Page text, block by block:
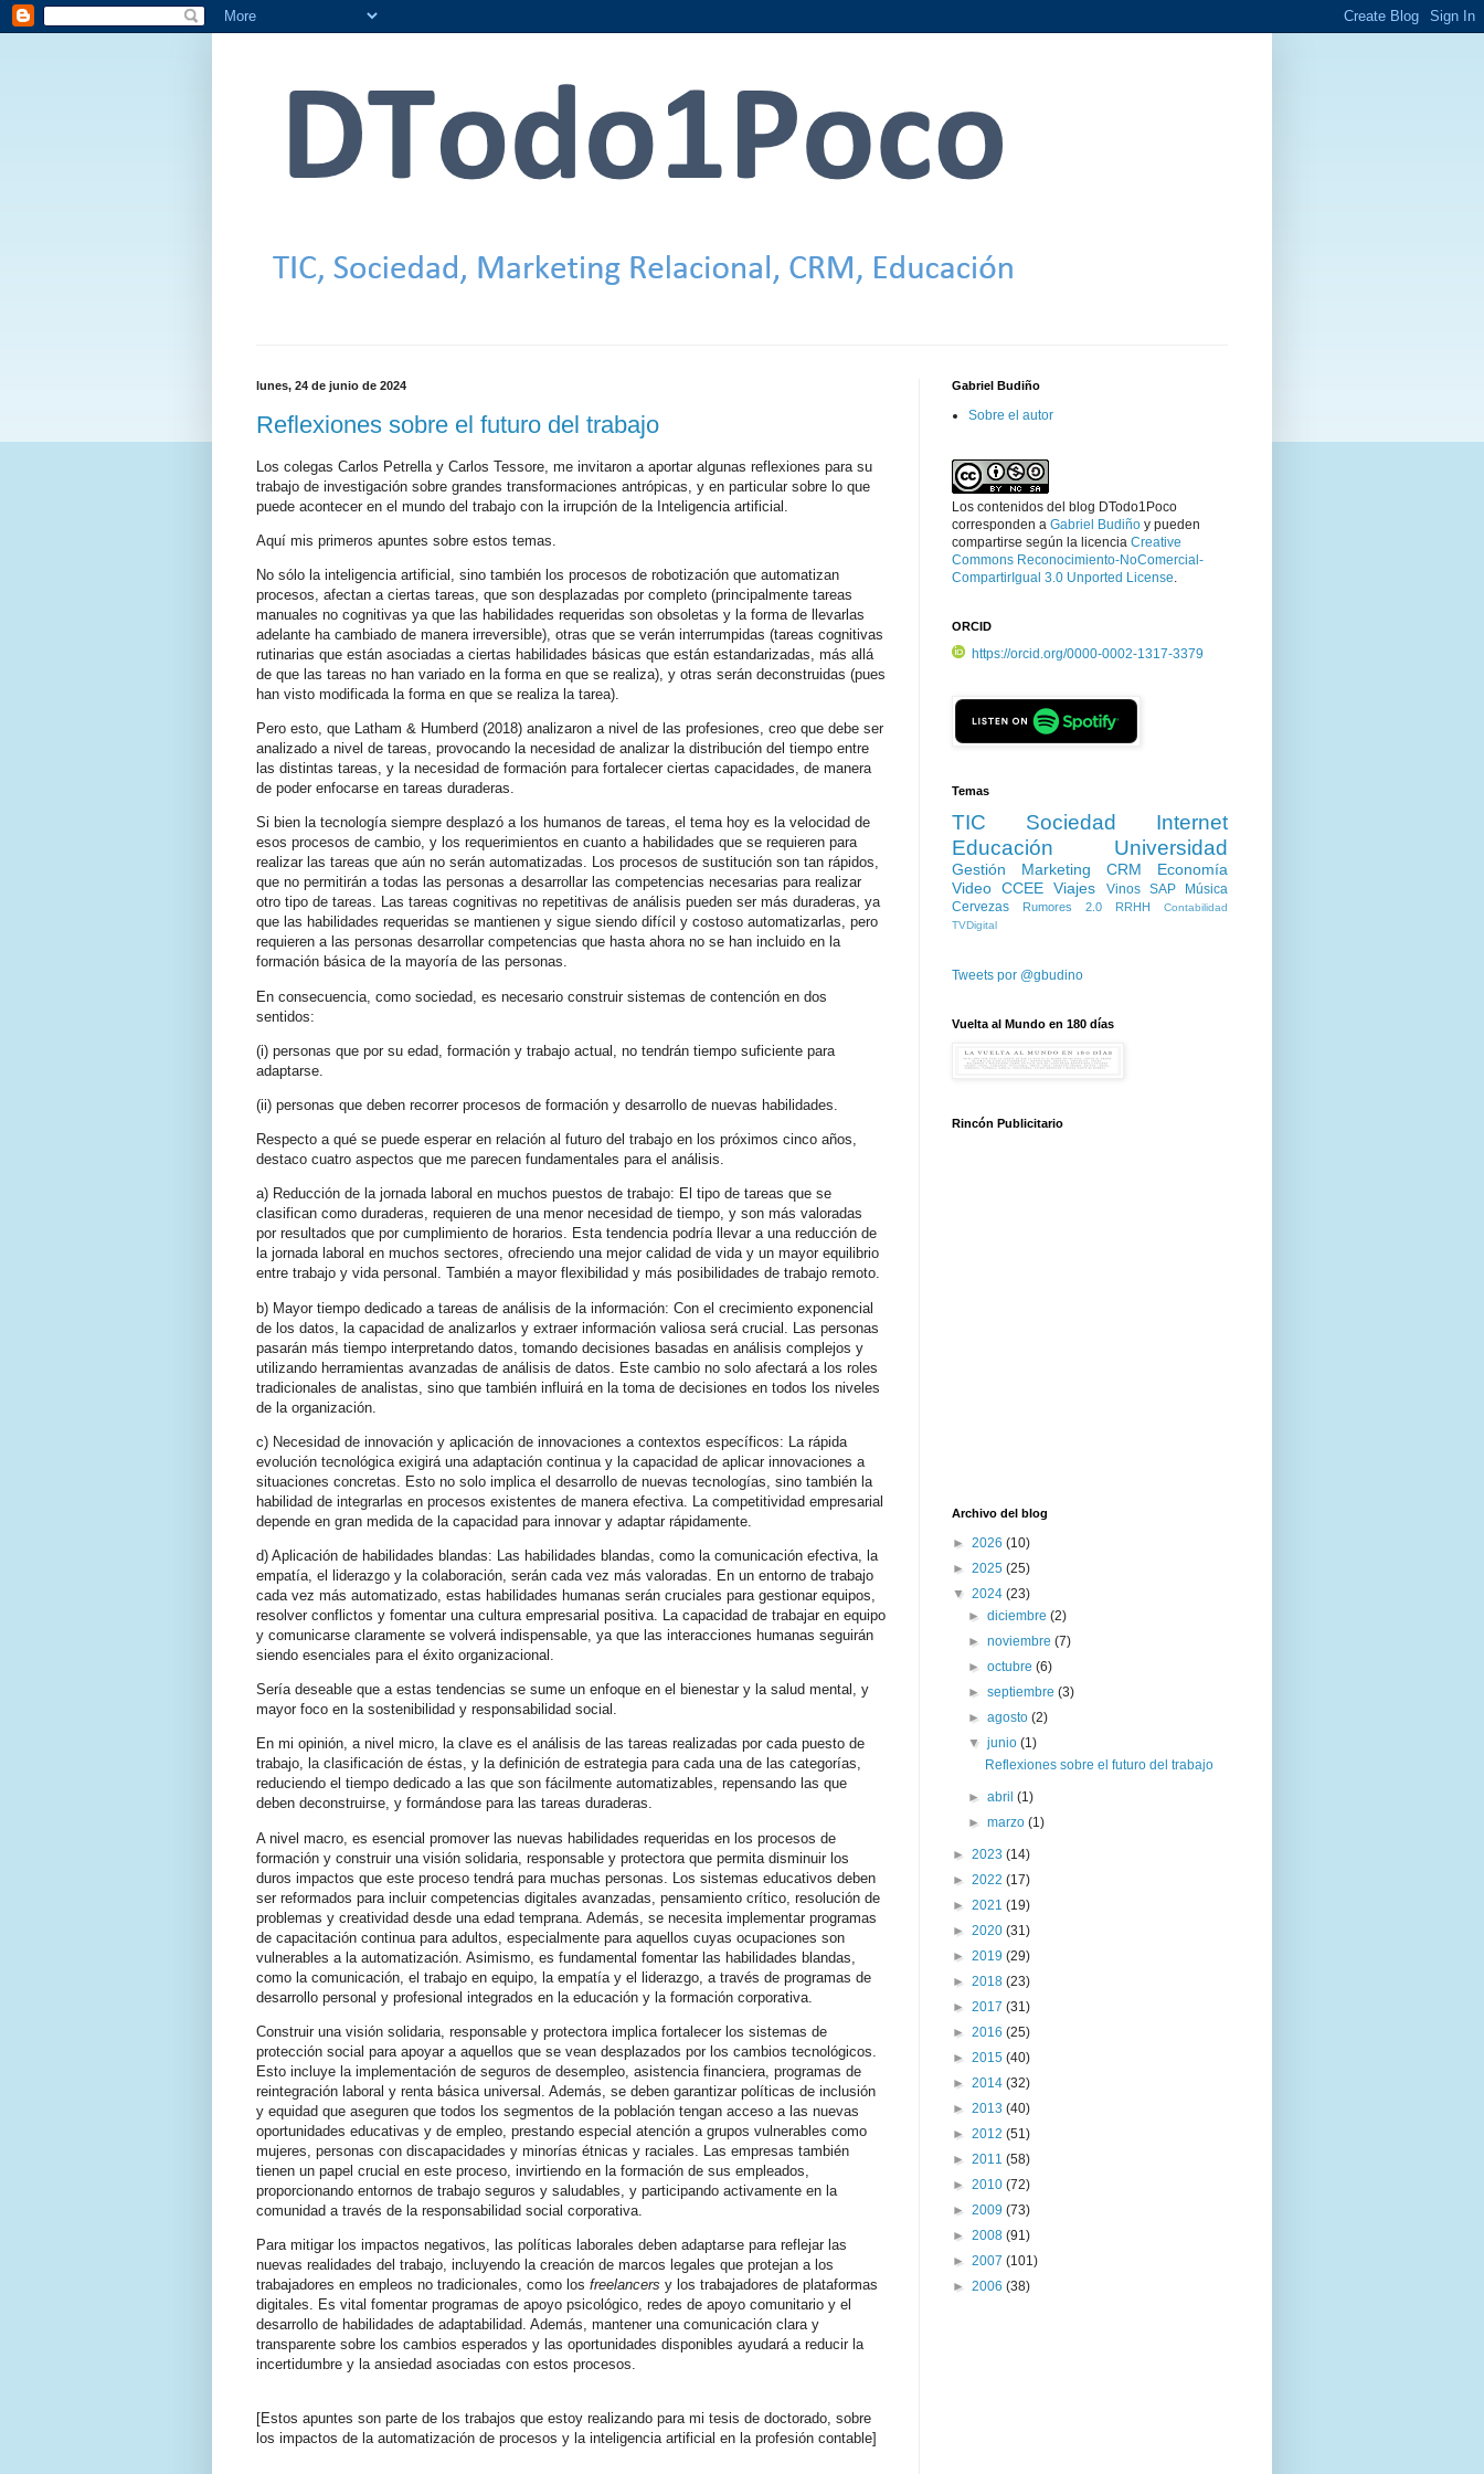
lunes, 24 de junio de 2024
Reflexiones sobre el futuro del trabajo
Los colegas Carlos Petrella y Carlos Tessore, me invitaron a aportar algunas reflexiones para su
trabajo de investigación sobre grandes transformaciones antrópicas, y en particular sobre lo que
puede acontecer en el mundo del trabajo con la irrupción de la Inteligencia artificial.
Aquí mis primeros apuntes sobre estos temas.
No sólo la inteligencia artificial, sino también los procesos de robotización que automatizan
procesos, afectan a ciertas tareas, que son desplazadas por completo (principalmente tareas
manuales no cognitivas ya que las habilidades requeridas son obsoletas y la forma de llevarlas
adelante ha cambiado de manera irreversible), otras que se verán interrumpidas (tareas cognitivas
rutinarias que están asociadas a ciertas habilidades básicas que están estandarizadas, más allá
de que las tareas no han variado en la forma en que se realiza), y otras serán deconstruidas (pues
han visto modificada la forma en que se realiza la tarea).
Pero esto, que Latham & Humberd (2018) analizaron a nivel de las profesiones, creo que debe ser
analizado a nivel de tareas, provocando la necesidad de analizar la distribución del tiempo entre
las distintas tareas, y la necesidad de formación para fortalecer ciertas capacidades, de manera
de poder enfocarse en tareas duraderas.
Si bien la tecnología siempre desplazó a los humanos de tareas, el tema hoy es la velocidad de
esos procesos de cambio, y los requerimientos en cuanto a habilidades que se requieren para
realizar las tareas que aún no serán automatizadas. Los procesos de sustitución son tan rápidos,
que no permitirán a todas las personas a desarrollar las competencias necesarias para realizar
otro tipo de tareas. Las tareas cognitivas no repetitivas de análisis pueden ser más duraderas, ya
que las habilidades requeridas se mantienen y sigue siendo difícil y costoso automatizarlas, pero
requieren a las personas desarrollar competencias que hasta ahora no se han incluido en la
formación básica de la mayoría de las personas.
En consecuencia, como sociedad, es necesario construir sistemas de contención en dos
sentidos:
(i) personas que por su edad, formación y trabajo actual, no tendrán tiempo suficiente para
adaptarse.
(ii) personas que deben recorrer procesos de formación y desarrollo de nuevas habilidades.
Respecto a qué se puede esperar en relación al futuro del trabajo en los próximos cinco años,
destaco cuatro aspectos que me parecen fundamentales para el análisis.
a) Reducción de la jornada laboral en muchos puestos de trabajo: El tipo de tareas que se
clasifican como duraderas, requieren de una menor necesidad de tiempo, y son más valoradas
por resultados que por cumplimiento de horarios. Esta tendencia podría llevar a una reducción de
la jornada laboral en muchos sectores, ofreciendo una mejor calidad de vida y un mayor equilibrio
entre trabajo y vida personal. También a mayor flexibilidad y más posibilidades de trabajo remoto.
b) Mayor tiempo dedicado a tareas de análisis de la información: Con el crecimiento exponencial
de los datos, la capacidad de analizarlos y extraer información valiosa será crucial. Las personas
pasarán más tiempo interpretando datos, tomando decisiones basadas en análisis complejos y
utilizando herramientas avanzadas de análisis de datos. Este cambio no solo afectará a los roles
tradicionales de analistas, sino que también influirá en la toma de decisiones en todos los niveles
de la organización.
c) Necesidad de innovación y aplicación de innovaciones a contextos específicos: La rápida
evolución tecnológica exigirá una adaptación continua y la capacidad de aplicar innovaciones a
situaciones concretas. Esto no solo implica el desarrollo de nuevas tecnologías, sino también la
habilidad de integrarlas en procesos existentes de manera efectiva. La competitividad empresarial
depende en gran medida de la capacidad para innovar y adaptar rápidamente.
d) Aplicación de habilidades blandas: Las habilidades blandas, como la comunicación efectiva, la
empatía, el liderazgo y la colaboración, serán cada vez más valoradas. En un entorno de trabajo
cada vez más automatizado, estas habilidades humanas serán cruciales para gestionar equipos,
resolver conflictos y fomentar una cultura empresarial positiva. La capacidad de trabajar en equipo
y comunicarse claramente se volverá indispensable, ya que las interacciones humanas seguirán
siendo esenciales para el éxito organizacional.
Sería deseable que a estas tendencias se sume un enfoque en el bienestar y la salud mental, y
mayor foco en la sostenibilidad y responsabilidad social.
En mi opinión, a nivel micro, la clave es el análisis de las tareas realizadas por cada puesto de
trabajo, la clasificación de éstas, y la definición de estrategia para cada una de las categorías,
reduciendo el tiempo dedicado a las que son fácilmente automatizables, repensando las que
deben deconstruirse, y formándose para las tareas duraderas.
A nivel macro, es esencial promover las nuevas habilidades requeridas en los procesos de
formación y construir una visión solidaria, responsable y protectora que permita disminuir los
duros impactos que este proceso tendrá para muchas personas. Los sistemas educativos deben
ser reformados para incluir competencias digitales avanzadas, pensamiento crítico, resolución de
problemas y creatividad desde una edad temprana. Además, se necesita implementar programas
de capacitación continua para adultos, especialmente para aquellos cuyas ocupaciones son
vulnerables a la automatización. Asimismo, es fundamental fomentar las habilidades blandas,
como la comunicación, el trabajo en equipo, la empatía y el liderazgo, a través de programas de
desarrollo personal y profesional integrados en la educación y la formación corporativa.
Construir una visión solidaria, responsable y protectora implica fortalecer los sistemas de
protección social para apoyar a aquellos que se vean desplazados por los cambios tecnológicos.
Esto incluye la implementación de seguros de desempleo, asistencia financiera, programas de
reintegración laboral y renta básica universal. Además, se deben garantizar políticas de inclusión
y equidad que aseguren que todos los segmentos de la población tengan acceso a las nuevas
oportunidades educativas y de empleo, prestando especial atención a grupos vulnerables como
mujeres, personas con discapacidades y minorías étnicas y raciales. Las empresas también
tienen un papel crucial en este proceso, invirtiendo en la formación de sus empleados,
proporcionando entornos de trabajo seguros y saludables, y participando activamente en la
comunidad a través de la responsabilidad social corporativa.
Para mitigar los impactos negativos, las políticas laborales deben adaptarse para reflejar las
nuevas realidades del trabajo, incluyendo la creación de marcos legales que protejan a los
trabajadores en empleos no tradicionales, como los freelancers y los trabajadores de plataformas
digitales. Es vital fomentar programas de apoyo psicológico, redes de apoyo comunitario y el
desarrollo de habilidades de adaptabilidad. Además, mantener una comunicación clara y
transparente sobre los cambios esperados y las oportunidades disponibles ayudará a reducir la
incertidumbre y la ansiedad asociadas con estos procesos.
[Estos apuntes son parte de los trabajos que estoy realizando para mi tesis de doctorado, sobre
los impactos de la automatización de procesos y la inteligencia artificial en la profesión contable]
Gabriel Budiño
Sobre el autor
Los contenidos del blog DTodo1Poco
corresponden a Gabriel Budiño y pueden
compartirse según la licencia Creative
Commons Reconocimiento-NoComercial-
CompartirIgual 3.0 Unported License.
ORCID
https://orcid.org/0000-0002-1317-3379
Temas
TIC Sociedad
Internet
Educación
Universidad
Gestión Marketing CRM
Economía
Video CCEE Viajes Vinos SAP
Música
Cervezas
Rumores 2.0 RRHH
Contabilidad
TVDigital
Tweets por @gbudino
Vuelta al Mundo en 180 días
Rincón Publicitario
Archivo del blog
► 2026 (10)
► 2025 (25)
▼ 2024 (23)
►diciembre(2)
►noviembre(7)
►octubre(6)
►septiembre(3)
►agosto(2)
▼junio(1)
Reflexiones sobre el futuro del trabajo
►abril(1)
►marzo(1)
► 2023 (14)
► 2022 (17)
► 2021 (19)
► 2020 (31)
► 2019 (29)
► 2018 (23)
► 2017 (31)
► 2016 (25)
► 2015 (40)
► 2014 (32)
► 2013 (40)
► 2012 (51)
► 2011 (58)
► 2010 (72)
► 2009 (73)
► 2008 (91)
► 2007 (101)
► 2006 (38)